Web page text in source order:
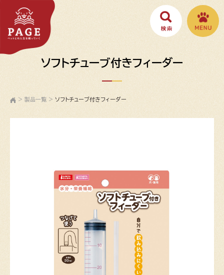
ソフトチューブ付きフィーダー
> 製品一覧 > ソフトチューブ付きフィーダー